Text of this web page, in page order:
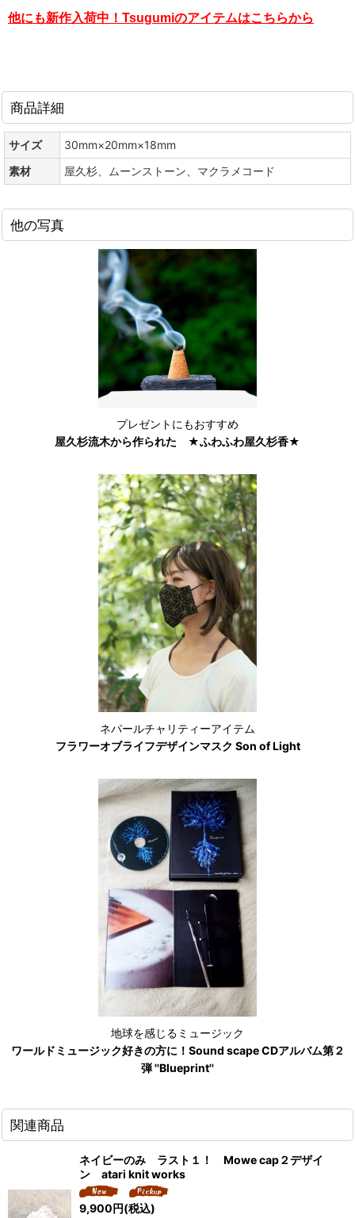
他にも新作入荷中！Tsugumiのアイテムはこちらから
商品詳細
サイズ
30mm×20mm×18mm
素材
屋久杉、ムーンストーン、マクラメコード
他の写真
プレゼントにもおすすめ
屋久杉流木から作られた ★ふわふわ屋久杉香★
ネパールチャリティーアイテム
フラワーオブライフデザインマスク Son of Light
地球を感じるミュージック
ワールドミュージック好きの方に！Sound scape CDアルバム第２
弾 ''Blueprint''
関連商品
ネイビーのみ ラスト１！ Mowe cap２デザイ
ン atari knit works
9,900円(税込)